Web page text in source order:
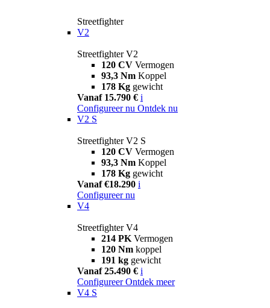
Streetfighter
V2
Streetfighter V2
120 CV Vermogen
93,3 Nm Koppel
178 Kg gewicht
Vanaf 15.790 € i
Configureer nu Ontdek nu
V2 S
Streetfighter V2 S
120 CV Vermogen
93,3 Nm Koppel
178 Kg gewicht
Vanaf €18.290 i
Configureer nu
V4
Streetfighter V4
214 PK Vermogen
120 Nm koppel
191 kg gewicht
Vanaf 25.490 € i
Configureer Ontdek meer
V4 S